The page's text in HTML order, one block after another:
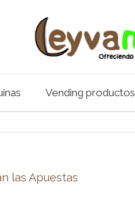
Vending productos
las Apuestas